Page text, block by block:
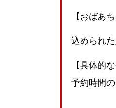
【おばあ
込められ
【具体的
予約時間